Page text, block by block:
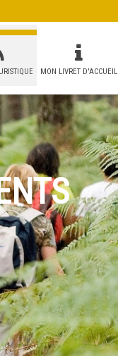
MON LIVRET D'ACCUEIL